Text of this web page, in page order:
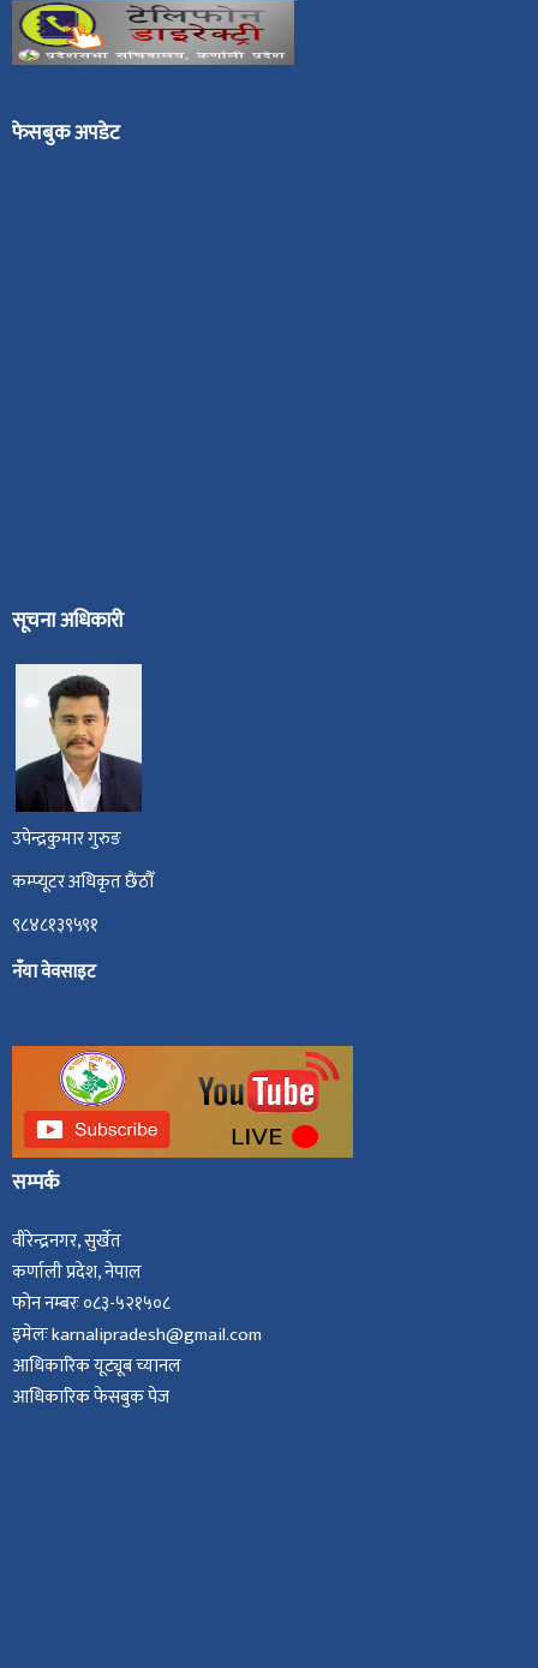
फेसबुक अपडेट
सूचना अधिकारी
उपेन्द्रकुमार गुरुङ
कम्प्यूटर अधिकृत छैंठौँ
९८४८१३९५९१
नँया वेवसाइट
सम्पर्क
वीरेन्द्रनगर, सुर्खेत
कर्णाली प्रदेश, नेपाल
फोन नम्बरः ०८३-५२१५०८
इमेलः karnalipradesh@gmail.com
आधिकारिक यूट्यूब च्यानल
आधिकारिक फेसबुक पेज